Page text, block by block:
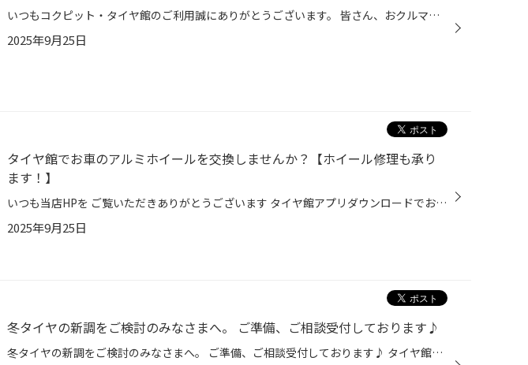
いつもコクピット・タイヤ館のご利用誠にありがとうございます。 皆さん、おクルマを運転していて、フラフラしてまっすぐ走らない、ハンドルがぶれる、 まっすぐ走っている時でもハンドルが左右どちらかに傾いている、 カーブで曲がりにくいなどの ご経験はございませんか？ その症状、おクルマの「...
2025年9月25日
タイヤ館でお車のアルミホイールを交換しませんか？【ホイール修理も承り
ます！】
いつも当店HPを ご覧いただきありがとうございます タイヤ館アプリダウンロードでお得にタイヤGET‼ こちらから 本日はアルミホイールの交換について ご紹介させていただきます! ■ お車のホイールに傷がつき 修理や交換をご検討中のお客様 ■ ドレスアップや走行性能の向上で アルミホイールの交換を...
2025年9月25日
冬タイヤの新調をご検討のみなさまへ。 ご準備、ご相談受付しております♪
冬タイヤの新調をご検討のみなさまへ。 ご準備、ご相談受付しております♪ タイヤ館アプリダウンロードでお得にタイヤGET 詳しくはこちら 今年クルマを買い替えしたし 冬タイヤ新調しなきゃな～ ３〜４シーズン使用経過したけど まだつかえるのかな？ 履き替え作業の予約しとこうかな～ こんな感じで...